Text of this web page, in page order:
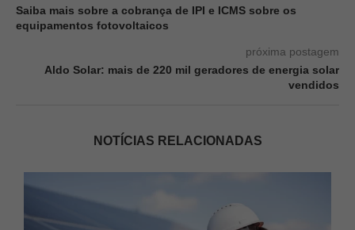
Saiba mais sobre a cobrança de IPI e ICMS sobre os
equipamentos fotovoltaicos
próxima postagem
Aldo Solar: mais de 220 mil geradores de energia solar
vendidos
NOTÍCIAS RELACIONADAS